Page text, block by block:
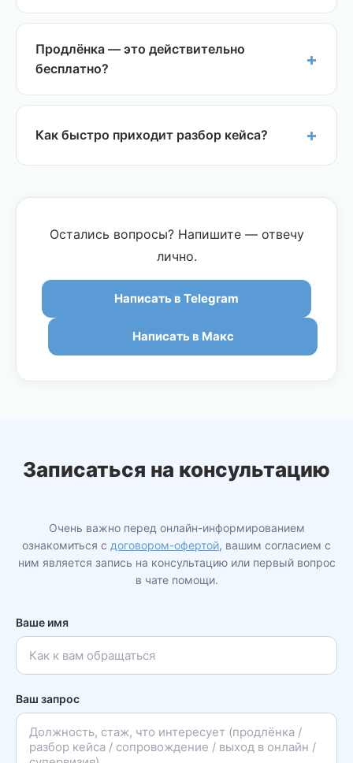
Нет. Все форматы работают онлайн: чат, аудио,
видео. Часовой пояс — обсудим, найдём
удобное время. Ответы в рабочие часы 08:00–
Продлёнка — это действительно
бесплатно?
Да. Это закрытый профессиональный чат для
потому, что помню, как не хватало такой
поддержки в начале.
Как быстро приходит разбор кейса?
— напишите, постараюсь ответить быстрее. На
уточнить по видео.
Остались вопросы? Напишите — отвечу
лично.
Написать в Telegram
Написать в Макс
Записаться на консультацию
Очень важно перед онлайн-информированием
ознакомиться с договором-офертой, вашим согласием с
ним является запись на консультацию или первый вопрос
в чате помощи.
Ваше имя
Ваш запрос